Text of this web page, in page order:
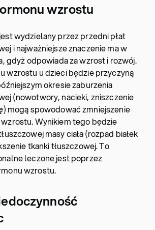
wzrostu
wydzielany przez przedni płat
i najważniejsze znaczenie ma w
gdyż odpowiada za wzrost i rozwój.
wzrostu u dzieci będzie przyczyną
okresie zaburzenia
(nowotwory, nacieki, zniszczenie
mogą spowodować zmniejszenie
Wynikiem tego będzie
masy ciała (rozpad białek
tkanki tłuszczowej. To
leczone jest poprzez
wzrostu.